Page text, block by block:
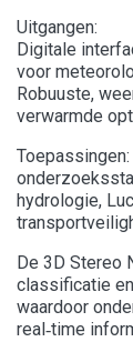
Uitgangen:
Digitale
voor
Robuuste,
verwarmde
hydrologie,
De 3D Stereo
classificatie
waardoor
real‑time